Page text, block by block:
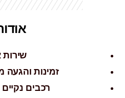
שירות
זמינות והגעה
רכבים